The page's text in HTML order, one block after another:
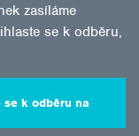
zasíláme
se k odběru,
se k odběru na